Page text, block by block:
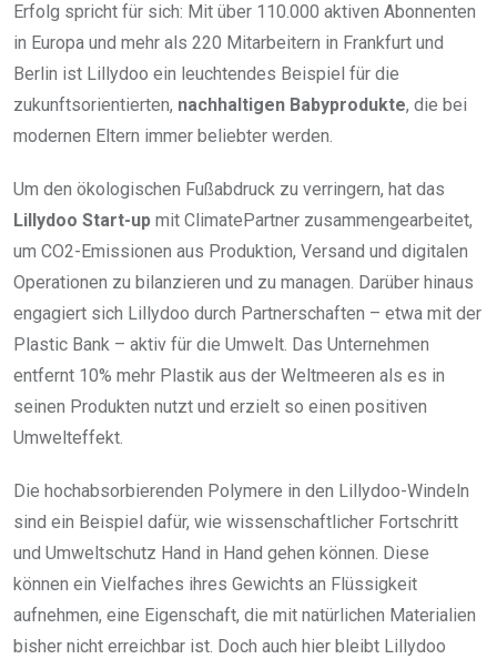
Erfolg spricht für sich: Mit über 110.000 aktiven Abonnenten
in Europa und mehr als 220 Mitarbeitern in Frankfurt und
Berlin ist Lillydoo ein leuchtendes Beispiel für die
zukunftsorientierten, nachhaltigen Babyprodukte, die bei
modernen Eltern immer beliebter werden.
Um den ökologischen Fußabdruck zu verringern, hat das
Lillydoo Start-up mit ClimatePartner zusammengearbeitet,
um CO2-Emissionen aus Produktion, Versand und digitalen
Operationen zu bilanzieren und zu managen. Darüber hinaus
engagiert sich Lillydoo durch Partnerschaften – etwa mit der
Plastic Bank – aktiv für die Umwelt. Das Unternehmen
entfernt 10% mehr Plastik aus der Weltmeeren als es in
seinen Produkten nutzt und erzielt so einen positiven
Umwelteffekt.
Die hochabsorbierenden Polymere in den Lillydoo-Windeln
sind ein Beispiel dafür, wie wissenschaftlicher Fortschritt
und Umweltschutz Hand in Hand gehen können. Diese
können ein Vielfaches ihres Gewichts an Flüssigkeit
aufnehmen, eine Eigenschaft, die mit natürlichen Materialien
bisher nicht erreichbar ist. Doch auch hier bleibt Lillydoo